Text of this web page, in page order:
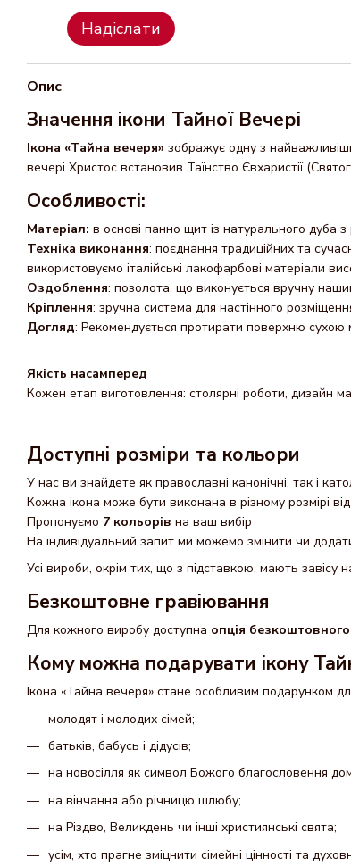
Надіслати
Опис
Значення ікони Тайної Вечері
Ікона «Тайна вечеря» зображує одну з
вечері Христос встановив Таїнство Євхаристії
Особливості:
Матеріал: в основі панно щит із натурального дуба
Техніка виконання: поєднання традиційних та
використовуємо італійські лакофарбові матеріали
Оздоблення: позолота, що виконується вручну
Кріплення: зручна система для настінного
Догляд: Рекомендується протирати поверхню
Якість насамперед
Кожен етап виготовлення: столярні роботи, дизайн
Доступні розміри та кольори
У нас ви знайдете як православні канонічні, так і
Кожна ікона може бути виконана в різному розмірі
Пропонуємо 7 кольорів на ваш вибір
На індивідуальний запит ми можемо змінити чи
Усі вироби, окрім тих, що з підставкою, мають завісу
Безкоштовне гравіювання
Для кожного виробу доступна опція
Кому можна подарувати ікону
Ікона «Тайна вечеря» стане особливим подарунком
молодят і молодих сімей;
батьків, бабусь і дідусів;
на новосілля як символ Божого благословення
на вінчання або річницю шлюбу;
на Різдво, Великдень чи інші християнські свята;
усім, хто прагне зміцнити сімейні цінності та